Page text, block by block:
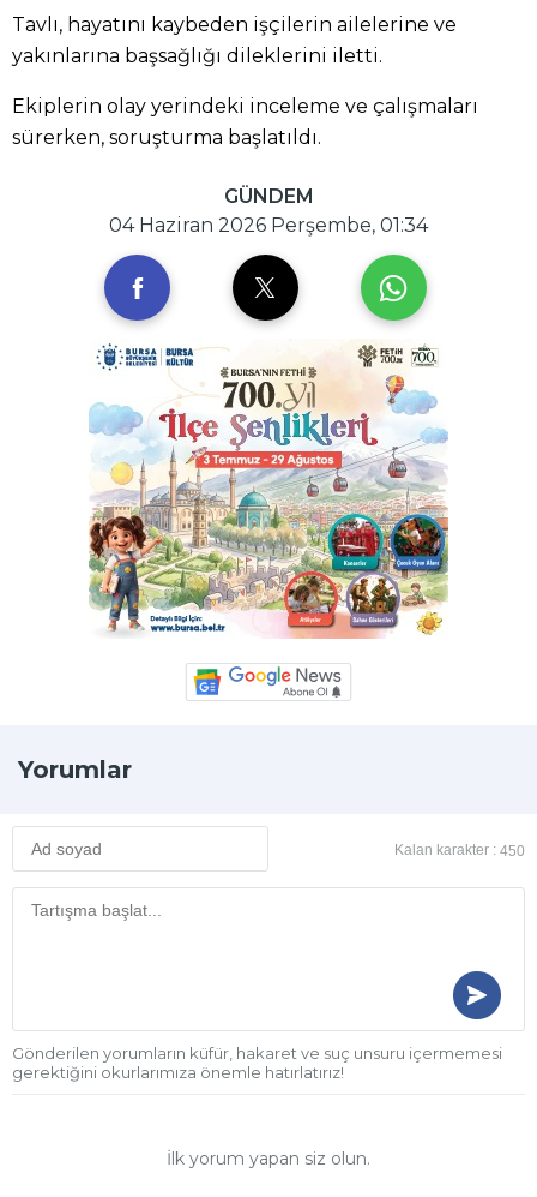
Tavlı, hayatını kaybeden işçilerin ailelerine ve
yakınlarına başsağlığı dileklerini iletti.
Ekiplerin olay yerindeki inceleme ve çalışmaları
sürerken, soruşturma başlatıldı.
GÜNDEM
04 Haziran 2026 Perşembe, 01:34
Yorumlar
Kalan karakter : 450
Gönderilen yorumların küfür, hakaret ve suç unsuru içermemesi
gerektiğini okurlarımıza önemle hatırlatırız!
İlk yorum yapan siz olun.